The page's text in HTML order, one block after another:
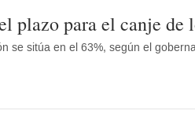
plazo para el canje de
se sitúa en el 63%, según el